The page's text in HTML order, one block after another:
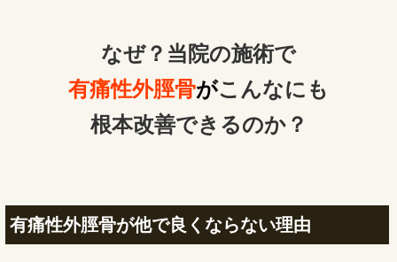
なぜ？当院の施術で
有痛性外脛骨がこんなにも
根本改善できるのか？
有痛性外脛骨が他で良くならない理由